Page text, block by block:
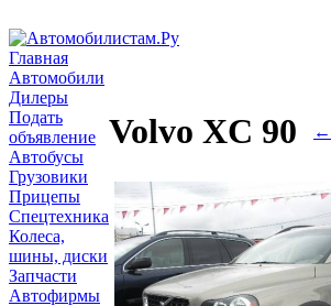
Главная
Автомобили
Дилеры
Подать
объявление
Автобусы
Грузовики
Прицепы
Спецтехника
Колеса,
шины, диски
Запчасти
Автофирмы
Volvo XC 90 ←